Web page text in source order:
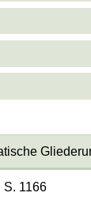
S. 1166